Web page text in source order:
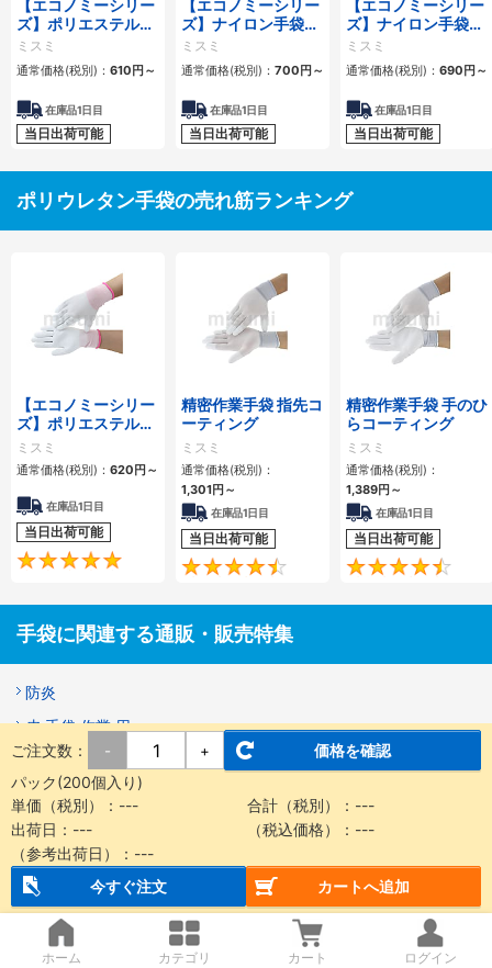
【エコノミーシリー
ズ】ポリエステル手
袋（指先PUコーテ
ィング）
ミスミ
通常価格(税別)： 610 円 ～
在庫品1日目
当日出荷可能
【エコノミーシリー
ズ】ナイロン手袋
（手のひらPUコー
ティング）
ミスミ
通常価格(税別)： 700 円 ～
在庫品1日目
当日出荷可能
【エコノミーシリー
ズ】ナイロン手袋
（指先PUコーティ
ング）
ミスミ
通常価格(税別)： 690 円 ～
在庫品1日目
当日出荷可能
ポリウレタン手袋の売れ筋ランキング
【エコノミーシリー
ズ】ポリエステル手
袋（手のひらPUコ
ーティング）
ミスミ
通常価格(税別)： 620 円 ～
在庫品1日目
当日出荷可能
4.8
精密作業手袋 指先コ
ーティング
ミスミ
通常価格(税別)：
1,301円 ～
在庫品1日目
当日出荷可能
4.4
精密作業手袋 手のひ
らコーティング
ミスミ
通常価格(税別)：
1,389円 ～
在庫品1日目
当日出荷可能
手袋に関連する通販・販売特集
防炎
皮 手袋 作業 用
手袋 エンボス
アラミド
ゴミ袋 サイズ
抗菌
ニトリルゴム
インナー手袋
ご注文数： - +
価格を確認
パック(200個入り)
単価（税別）： --- 合計（税別）： ---
出荷日： --- （税込価格）： ---
（参考出荷日）： ---
今すぐ注文
カートへ追加
ホーム カテゴリ カート ログイン